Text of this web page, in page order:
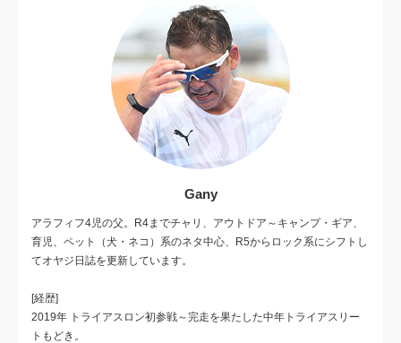
Gany
アラフィフ4児の父。R4までチャリ、アウトドア～キャンプ・ギア、
育児、ペット（犬・ネコ）系のネタ中心、R5からロック系にシフトし
てオヤジ日誌を更新しています。
[経歴]
2019年 トライアスロン初参戦～完走を果たした中年トライアスリー
トもどき。